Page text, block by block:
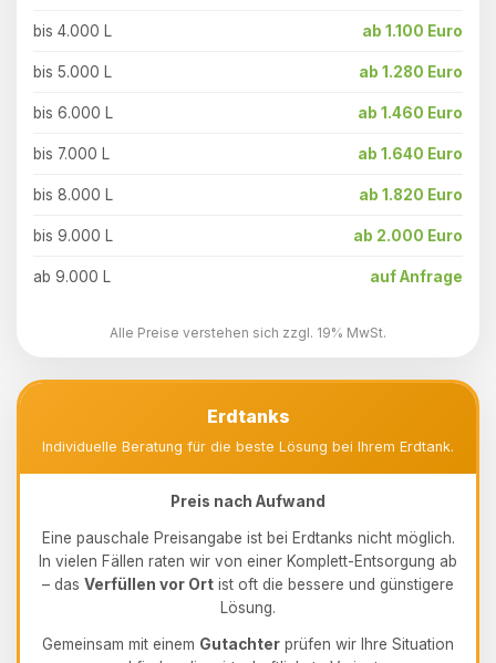
bis 4.000 L ab 1.100 Euro
bis 5.000 L ab 1.280 Euro
bis 6.000 L ab 1.460 Euro
bis 7.000 L ab 1.640 Euro
bis 8.000 L ab 1.820 Euro
bis 9.000 L ab 2.000 Euro
ab 9.000 L auf Anfrage
Alle Preise verstehen sich zzgl. 19% MwSt.
Erdtanks
Individuelle Beratung für die beste Lösung bei Ihrem Erdtank.
Preis nach Aufwand
Eine pauschale Preisangabe ist bei Erdtanks nicht möglich.
In vielen Fällen raten wir von einer Komplett-Entsorgung ab
– das Verfüllen vor Ort ist oft die bessere und günstigere
Lösung.
Gemeinsam mit einem Gutachter prüfen wir Ihre Situation